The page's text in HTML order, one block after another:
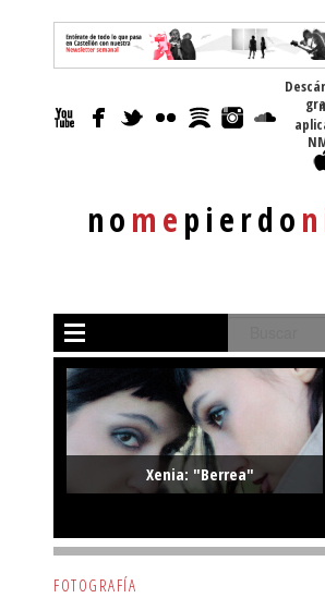
nomepierdo
Xenia: "Berrea"
FOTOGRAFÍA